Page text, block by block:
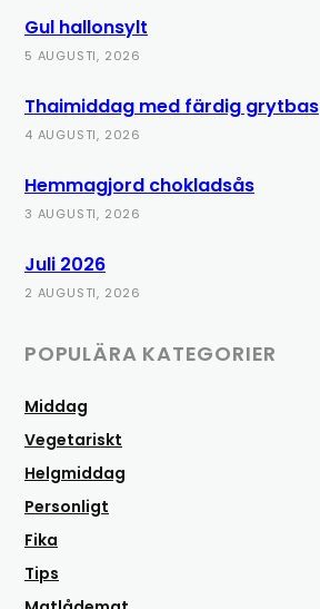
Gul hallonsylt
5 AUGUSTI, 2026
Thaimiddag med färdig grytbas
4 AUGUSTI, 2026
Hemmagjord chokladsås
3 AUGUSTI, 2026
Juli 2026
2 AUGUSTI, 2026
POPULÄRA KATEGORIER
Middag
Vegetariskt
Helgmiddag
Personligt
Fika
Tips